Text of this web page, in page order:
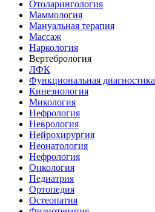
Отоларингология
Маммология
Мануальная терапия
Массаж
Наркология
Вертебрология
ЛФК
Функциональная диагностика
Кинезиология
Микология
Нефрология
Неврология
Нейрохирургия
Неонатология
Нефрология
Онкология
Педиатрия
Ортопедия
Остеопатия